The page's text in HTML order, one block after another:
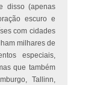
disso (apenas
escuro e
com cidades
milhares de
especiais,
que também
Tallinn,